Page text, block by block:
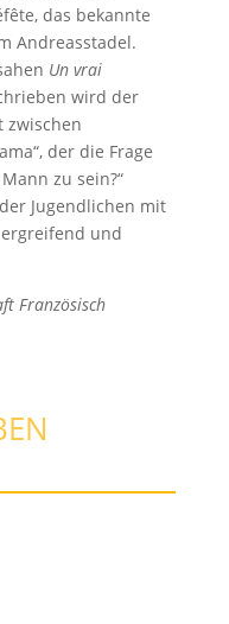
das bekannte
Andreasstadel.
Un vrai
wird der
zwischen
der die Frage
zu sein?“
Jugendlichen mit
und
Französisch